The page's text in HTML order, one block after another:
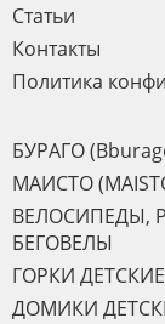
Статьи
Контакты
Политика
БУРАГО
МАИСТО
ВЕЛОСИПЕДЫ,
БЕГОВЕЛЫ
ГОРКИ ДЕТСКИЕ
ДОМИКИ